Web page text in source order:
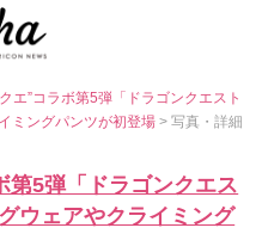
エ”コラボ第5弾「ドラゴンクエスト
ミングパンツが初登場> 写真・詳細
第5弾「ドラゴンクエス
ウェアやクライミング